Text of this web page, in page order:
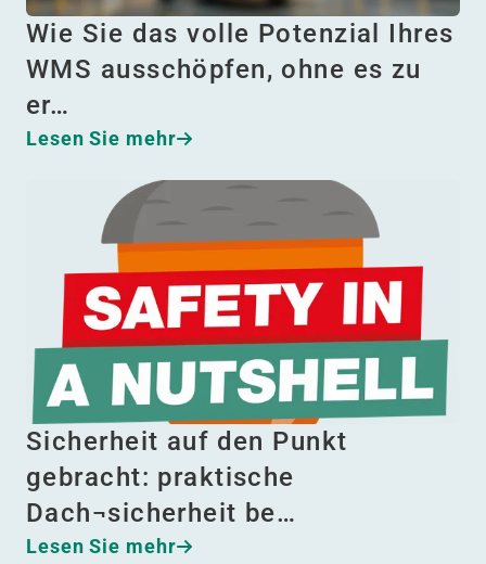
Wie Sie das volle Potenzial Ihres
WMS ausschöpfen, ohne es zu
er…
Lesen Sie mehr
Sicherheit auf den Punkt
gebracht: praktische
Dach¬sicherheit be…
Lesen Sie mehr